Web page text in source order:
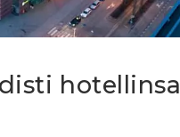
hotellinsa